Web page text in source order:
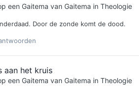
een Gaitema van Gaitema in Theologie
Door de zonde komt de dood.
aan het kruis
een Gaitema van Gaitema in Theologie